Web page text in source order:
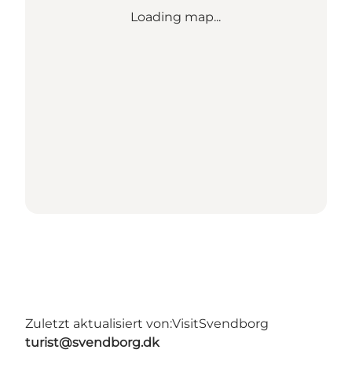
Loading map...
Zuletzt aktualisiert von:VisitSvendborg
turist@svendborg.dk